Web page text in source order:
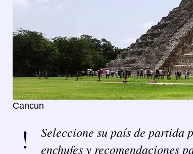
Cancun
Seleccione su país de partida
enchufes y recomendaciones